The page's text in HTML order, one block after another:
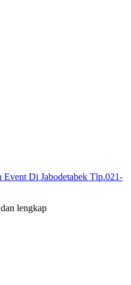
Event Di Jabodetabek Tlp.021-
lengkap